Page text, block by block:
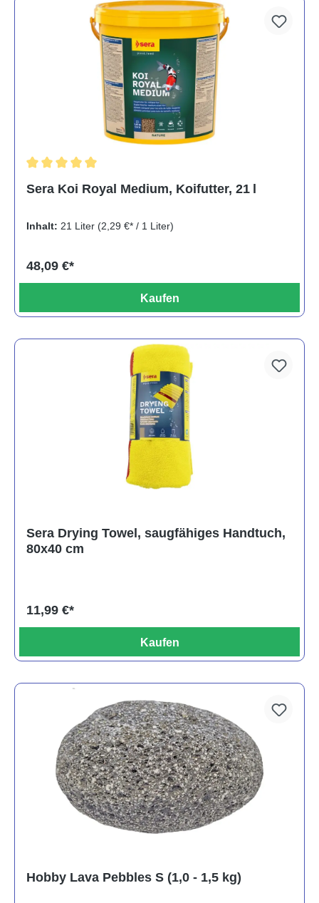
Sera Koi Royal Medium, Koifutter, 21 l
Inhalt: 21 Liter (2,29 €* / 1 Liter)
48,09 €*
Kaufen
Sera Drying Towel, saugfähiges Handtuch,
80x40 cm
11,99 €*
Kaufen
Hobby Lava Pebbles S (1,0 - 1,5 kg)